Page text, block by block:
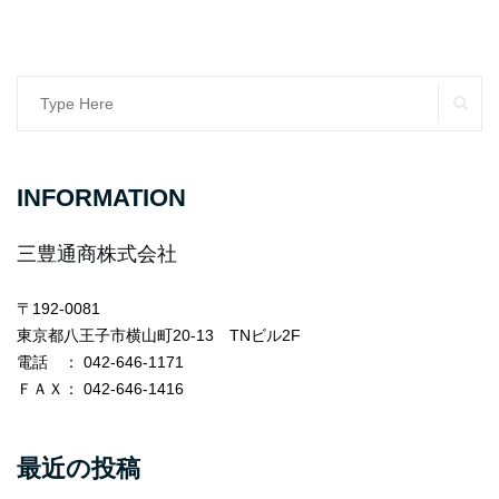
Search
INFORMATION
三豊通商株式会社
〒192-0081
東京都八王子市横山町20-13 TNビル2F
電話
： 042-646-1171
ＦＡＸ ： 042-646-1416
最近の投稿